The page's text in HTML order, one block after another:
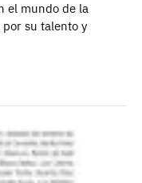
el mundo de la
su talento y